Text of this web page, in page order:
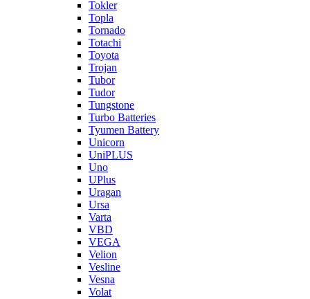
Tokler
Topla
Tornado
Totachi
Toyota
Trojan
Tubor
Tudor
Tungstone
Turbo Batteries
Tyumen Battery
Unicorn
UniPLUS
Uno
UPlus
Uragan
Ursa
Varta
VBD
VEGA
Velion
Vesline
Vesna
Volat